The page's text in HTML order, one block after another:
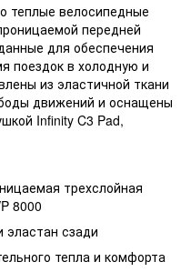
теплые велосипедные
передней
для обеспечения
поездок в холодную и
из эластичной ткани
движений и оснащены
Infinity C3 Pad,
трехслойная
8000
эластан сзади
тепла и комфорта